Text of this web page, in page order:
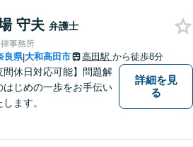
お悩みは【弁護士法人ｉ
イ）奈良法律事務所】に
かせください！
守夫 弁護士
事務所
良県|大和高田市 高田駅 から徒歩8分
間休日対応可能】問題解
はじめの一歩をお手伝い
します。
詳細を見
る